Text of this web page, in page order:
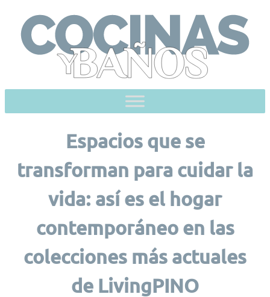
content
Espacios que se
transforman para cuidar la
vida: así es el hogar
contemporáneo en las
colecciones más actuales
de LivingPINO